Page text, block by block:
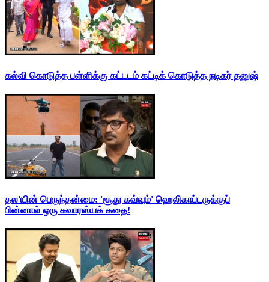
கல்வி கொடுத்த பள்ளிக்கு கட்டடம் கட்டிக் கொடுத்த நடிகர் தனுஷ்
தல'யின் பெருந்தன்மை: 'சூது கவ்வும்' ஹெலிகாப்டருக்குப்
பின்னால் ஒரு சுவாரஸ்யக் கதை!